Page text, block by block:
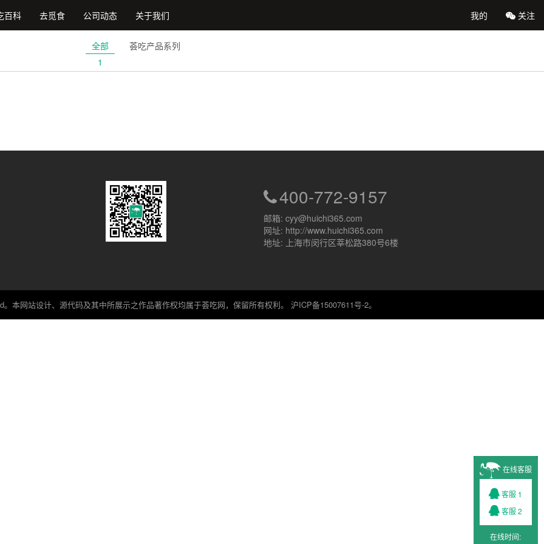
百科 去觅食 公司动态 关于我们 我的 关注
全部
1
荟吃产品系列
在线客服
客服 1
客服 2
在线时间:
400-772-9157
邮箱: cyy@huichi365.com
网址: http://www.huichi365.com
地址: 上海市闵行区莘松路380号6楼
本网站设计、源代码及其中所展示之作品著作权均属于荟吃网，保留所有权利。 沪ICP备15007611号-2。